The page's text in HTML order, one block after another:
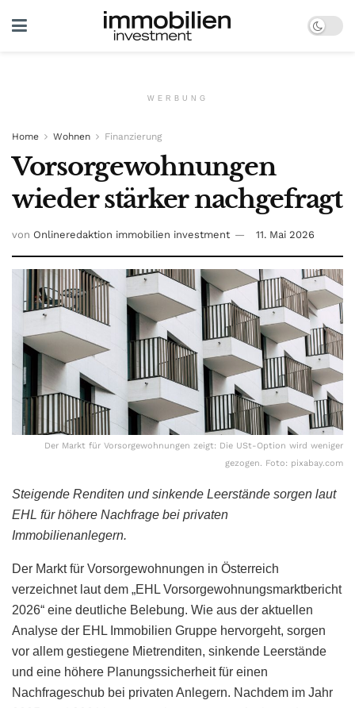
WERBUNG
Home Wohnen Finanzierung
Vorsorgewohnungen
wieder stärker nachgefragt
von Onlineredaktion immobilien investment 11. Mai 2026
Der Markt für Vorsorgewohnungen zeigt: Die USt-Option wird weniger
gezogen. Foto: pixabay.com
Steigende Renditen und sinkende Leerstände sorgen laut
EHL für höhere Nachfrage bei privaten
Immobilienanlegern.
Der Markt für Vorsorgewohnungen in Österreich
verzeichnet laut dem „EHL Vorsorgewohnungsmarktbericht
2026“ eine deutliche Belebung. Wie aus der aktuellen
Analyse der EHL Immobilien Gruppe hervorgeht, sorgen
vor allem gestiegene Mietrenditen, sinkende Leerstände
und eine höhere Planungssicherheit für einen
Nachfrageschub bei privaten Anlegern. Nachdem im Jahr